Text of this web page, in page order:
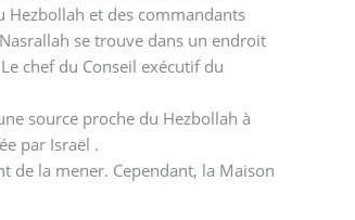
Hezbollah et des commandants
se trouve dans un endroit
chef du Conseil exécutif du
source proche du Hezbollah à
par Israël .
de la mener. Cependant, la Maison